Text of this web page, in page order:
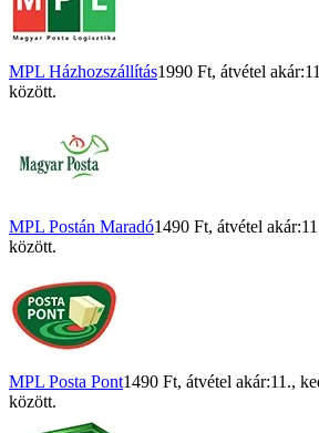
MPL Házhozszállítás1990 Ft, átvétel akár:
között.
MPL Postán Maradó1490 Ft, átvétel akár:
között.
MPL Posta Pont1490 Ft, átvétel akár:11.,
között.